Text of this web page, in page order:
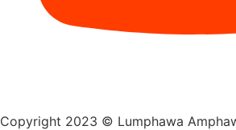
Copyright 2023 © Lumphawa